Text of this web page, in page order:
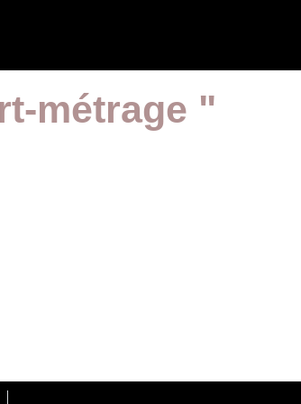
métrage "